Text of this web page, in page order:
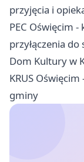
przyjęcia i
PEC Oświęcim
przyłączenia do
Dom Kultury w
KRUS
gminy